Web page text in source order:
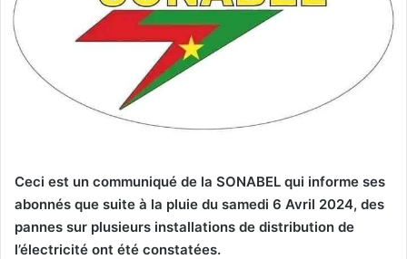
Ceci est un communiqué de la SONABEL qui informe ses
abonnés que suite à la pluie du samedi 6 Avril 2024, des
pannes sur plusieurs installations de distribution de
l’électricité ont été constatées.